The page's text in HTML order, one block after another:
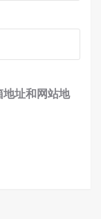
址和网站地